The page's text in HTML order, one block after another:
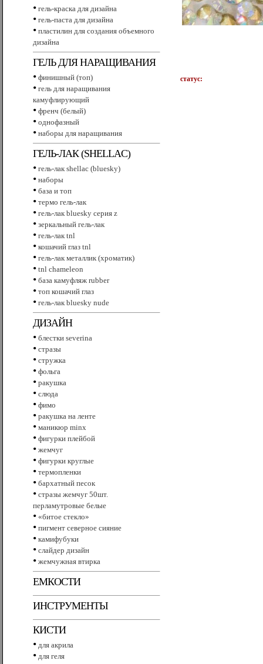
• гель-краска для дизайна
• гель-паста для дизайна
• пластилин для создания объемного
дизайна
ГЕЛЬ ДЛЯ НАРАЩИВАНИЯ
• финишный (топ)
• гель для наращивания
камуфлирующий
• френч (белый)
• однофазный
• наборы для наращивания
ГЕЛЬ-ЛАК (SHELLAC)
• гель-лак shellac (bluesky)
• наборы
• база и топ
• термо гель-лак
• гель-лак bluesky серия z
• зеркальный гель-лак
• гель-лак tnl
• кошачий глаз tnl
• гель-лак металлик (хроматик)
• tnl сhameleon
• база камуфляж rubber
• топ кошачий глаз
• гель-лак bluesky nude
ДИЗАЙН
• блестки severina
• стразы
• стружка
• фольга
• ракушка
• слюда
• фимо
• ракушка на ленте
• маникюр minx
• фигурки плейбой
• жемчуг
• фигурки круглые
• термопленки
• бархатный песок
• стразы жемчуг 50шт.
перламутровые белые
• «битое стекло»
• пигмент северное сияние
• камифубуки
• слайдер дизайн
• жемчужная втирка
ЕМКОСТИ
ИНСТРУМЕНТЫ
КИСТИ
• для акрила
• для геля
статус: